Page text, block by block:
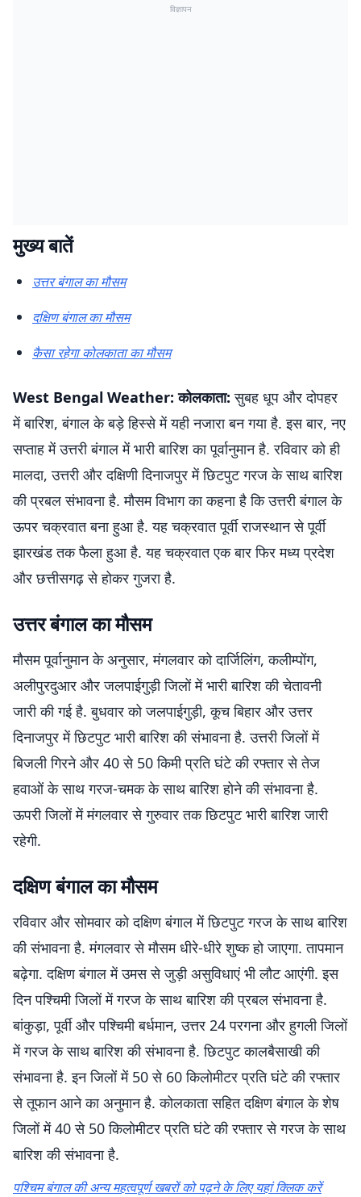
विज्ञापन
मुख्य बातें
उत्तर बंगाल का मौसम
दक्षिण बंगाल का मौसम
कैसा रहेगा कोलकाता का मौसम
West Bengal Weather: कोलकाता: सुबह धूप और दोपहर
में बारिश, बंगाल के बड़े हिस्से में यही नजारा बन गया है. इस बार, नए
सप्ताह में उत्तरी बंगाल में भारी बारिश का पूर्वानुमान है. रविवार को ही
मालदा, उत्तरी और दक्षिणी दिनाजपुर में छिटपुट गरज के साथ बारिश
की प्रबल संभावना है. मौसम विभाग का कहना है कि उत्तरी बंगाल के
ऊपर चक्रवात बना हुआ है. यह चक्रवात पूर्वी राजस्थान से पूर्वी
झारखंड तक फैला हुआ है. यह चक्रवात एक बार फिर मध्य प्रदेश
और छत्तीसगढ़ से होकर गुजरा है.
उत्तर बंगाल का मौसम
मौसम पूर्वानुमान के अनुसार, मंगलवार को दार्जिलिंग, कलीम्पोंग,
अलीपुरदुआर और जलपाईगुड़ी जिलों में भारी बारिश की चेतावनी
जारी की गई है. बुधवार को जलपाईगुड़ी, कूच बिहार और उत्तर
दिनाजपुर में छिटपुट भारी बारिश की संभावना है. उत्तरी जिलों में
बिजली गिरने और 40 से 50 किमी प्रति घंटे की रफ्तार से तेज
हवाओं के साथ गरज-चमक के साथ बारिश होने की संभावना है.
ऊपरी जिलों में मंगलवार से गुरुवार तक छिटपुट भारी बारिश जारी
रहेगी.
दक्षिण बंगाल का मौसम
रविवार और सोमवार को दक्षिण बंगाल में छिटपुट गरज के साथ बारिश
की संभावना है. मंगलवार से मौसम धीरे-धीरे शुष्क हो जाएगा. तापमान
बढ़ेगा. दक्षिण बंगाल में उमस से जुड़ी असुविधाएं भी लौट आएंगी. इस
दिन पश्चिमी जिलों में गरज के साथ बारिश की प्रबल संभावना है.
बांकुड़ा, पूर्वी और पश्चिमी बर्धमान, उत्तर 24 परगना और हुगली जिलों
में गरज के साथ बारिश की संभावना है. छिटपुट कालबैसाखी की
संभावना है. इन जिलों में 50 से 60 किलोमीटर प्रति घंटे की रफ्तार
से तूफान आने का अनुमान है. कोलकाता सहित दक्षिण बंगाल के शेष
जिलों में 40 से 50 किलोमीटर प्रति घंटे की रफ्तार से गरज के साथ
बारिश की संभावना है.
पश्चिम बंगाल की अन्य महत्वपूर्ण खबरों को पढ़ने के लिए यहां क्लिक करें